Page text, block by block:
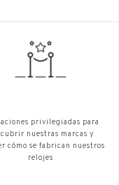
privilegiadas para
nuestras marcas y
cómo se fabrican nuestros
relojes